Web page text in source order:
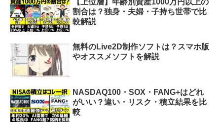
【上位層】年齢別資産1000万円以上の
割合は？独身・夫婦・子持ち世帯で比
較解説
無料のLive2D制作ソフトは？スマホ版
やオススメソフトを解説
NASDAQ100・SOX・FANG+はどれ
がいい？違い・リスク・積立結果を比
較